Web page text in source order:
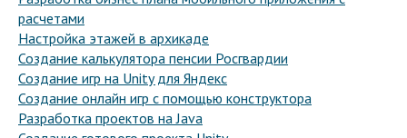
расчетами
Настройка этажей в архикаде
Создание калькулятора пенсии Росгвардии
Создание игр на Unity для Яндекс
Создание онлайн игр с помощью конструктора
Разработка проектов на Java